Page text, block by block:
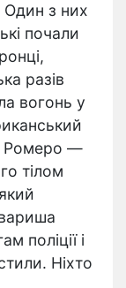
з них
почали
разів
вогонь у
Ромеро —
тілом
поліції і
Ніхто